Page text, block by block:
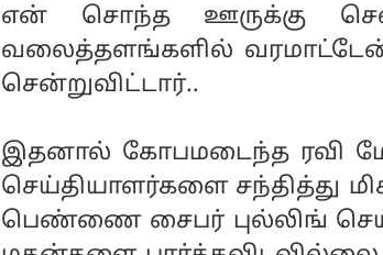
என் சொந்த ஊருக்கு
வலைத்தளங்களில்
சென்றுவிட்டார்..
இதனால் கோபமடைந்த ரவி
செய்தியாளர்களை சந்தித்து
பெண்ணை சைபர் புல்லிங்